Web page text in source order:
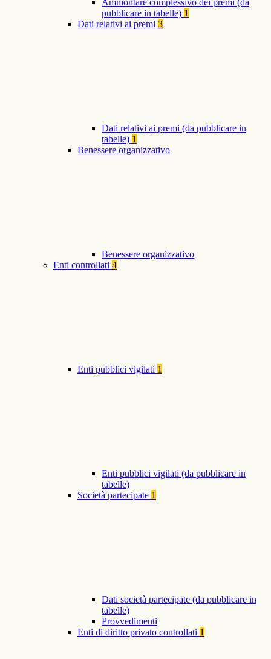
Ammontare complessivo dei premi (da
pubblicare in tabelle) 1
Dati relativi ai premi 3
Dati relativi ai premi (da pubblicare in
tabelle) 1
Benessere organizzativo
Benessere organizzativo
Enti controllati 4
Enti pubblici vigilati 1
Enti pubblici vigilati (da pubblicare in
tabelle)
Società partecipate 1
Dati società partecipate (da pubblicare in
tabelle)
Provvedimenti
Enti di diritto privato controllati 1